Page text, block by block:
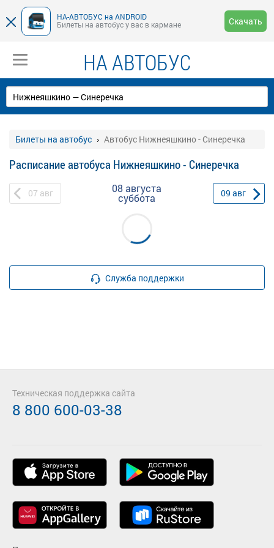
НА-АВТОБУС на ANDROID
Билеты на автобус у вас в кармане
Скачать
НА АВТОБУС
Билеты на автобус Автобус Нижнеяшкино - Синеречка
Расписание автобуса Нижнеяшкино - Синеречка
07 авг 08 августа
суббота 09 авг
Служба поддержки
Техническая поддержка сайта
8 800 600-03-38